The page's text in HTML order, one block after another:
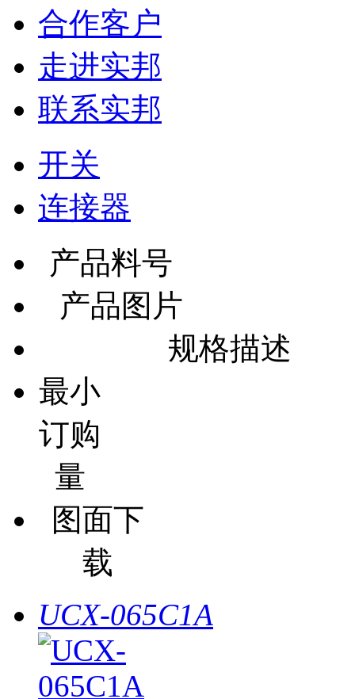
合作客户
走进实邦
联系实邦
开关
连接器
产品料号
产品图片
规格描述
最小
订购
量
图面下
载
UCX-065C1A